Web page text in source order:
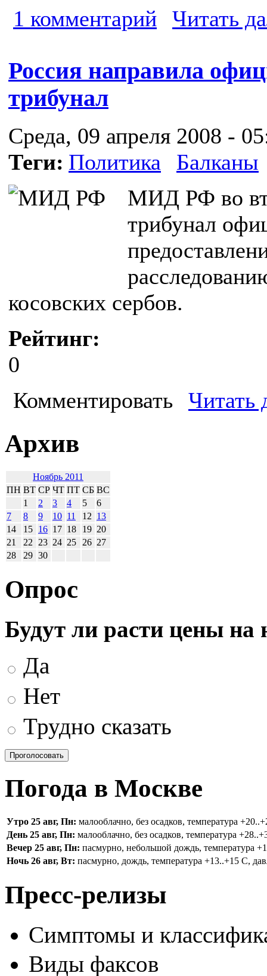
1 комментарий
Читать
Россия направила
трибунал
Среда, 09 апреля 2008 -
Теги: Политика
Балканы
МИД РФ во
трибунал
косовских сербов.
Рейтинг:
0
Комментировать
Читать
Архив
Ноябрь 2011
ПН ВТ СР ЧТ ПТ СБ ВС
1
2 3 4 5
6
7
8 9 10 11 12 13
14
15 16 17 18 19 20
21
22 23 24 25 26 27
28
29 30
Опрос
Будут ли расти цены
Да
Нет
Трудно сказать
Погода в Москве
Утро 25 авг, Пн: малооблачно, без осадков, температура
День 25 авг, Пн: малооблачно, без осадков, температура
Вечер 25 авг, Пн: пасмурно, небольшой дождь, температура
Ночь 26 авг, Вт: пасмурно, дождь, температура +13..+15 С,
Пресс-релизы
Симптомы и
Виды факсов